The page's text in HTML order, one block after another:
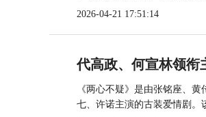
2026-04-21 17:51:14
代高政、何宣林领衔
《两心不疑》是由张铭座、
七、许诺主演的古装爱情剧。